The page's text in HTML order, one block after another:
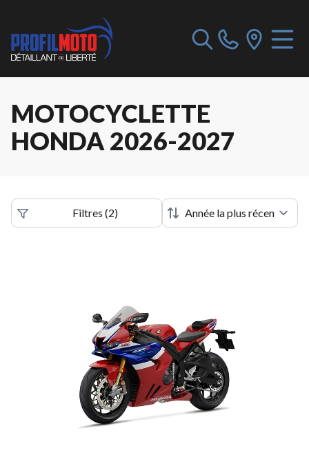
MOTOCYCLETTE
HONDA 2026-2027
Filtres (2)